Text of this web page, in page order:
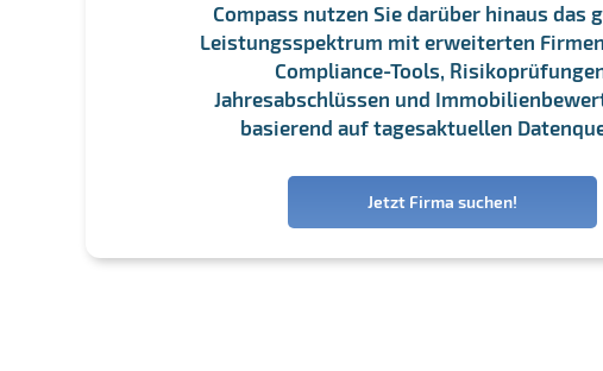
Compass nutzen Sie darüber hinaus das
Leistungsspektrum mit erweiterten
Compliance-Tools,
Jahresabschlüssen und
basierend auf tagesaktuellen
Jetzt Firma suchen!